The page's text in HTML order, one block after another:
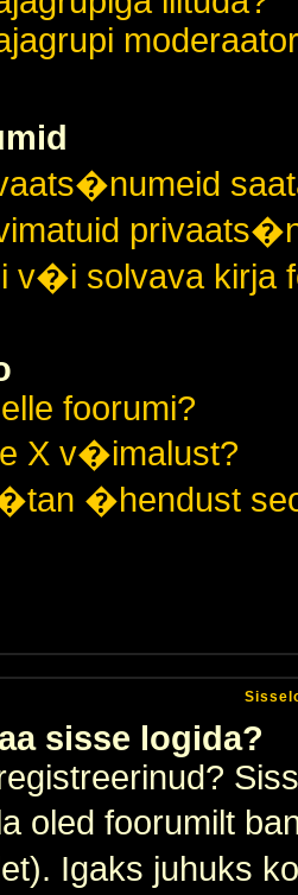
v�i solvava kirja
foorumi?
X v�imalust?
�hendust
sisse logida?
oled foorumilt
Igaks juhuks